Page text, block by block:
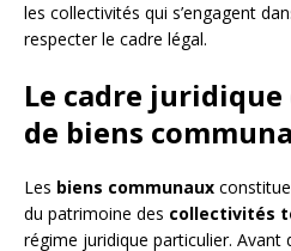
les collectivités qui s’engagent
respecter le cadre légal.
Le cadre juridique
de biens
Les biens communaux
du patrimoine des collectivités
régime juridique particulier. Avant